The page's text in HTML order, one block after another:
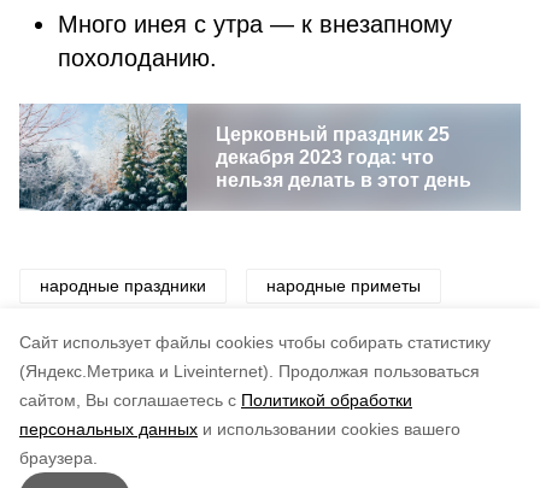
Cайт использует файлы cookies чтобы собирать статистику
(Яндекс.Метрика и Liveinternet).
Продолжая пользоваться
сайтом, Вы соглашаетесь с Политикой обработки
персональных данных и использовании cookies вашего
браузера.
Много инея с утра — к внезапному
похолоданию.
Церковный праздник 25
декабря 2023 года: что
нельзя делать в этот день
народные праздники народные приметы
праздники традиции приметы
по оценке
5